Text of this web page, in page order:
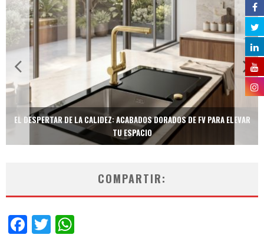
EL DESPERTAR DE LA CALIDEZ: ACABADOS DORADOS DE FV PARA ELEVAR
TU ESPACIO
COMPARTIR:
Facebook
Twitter